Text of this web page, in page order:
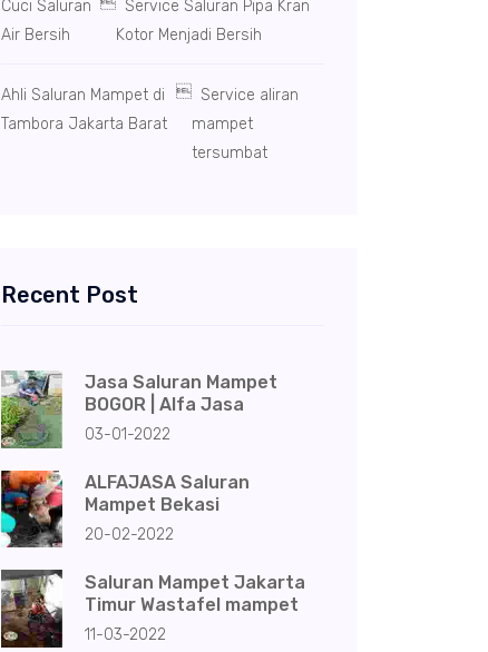
Cuci Saluran
Air Bersih
Service Saluran Pipa Kran
Kotor Menjadi Bersih
Ahli Saluran Mampet di
Tambora Jakarta Barat
 Service aliran
mampet
tersumbat
Recent Post
Jasa Saluran Mampet
BOGOR | Alfa Jasa
03-01-2022
ALFAJASA Saluran
Mampet Bekasi
20-02-2022
Saluran Mampet Jakarta
Timur Wastafel mampet
11-03-2022